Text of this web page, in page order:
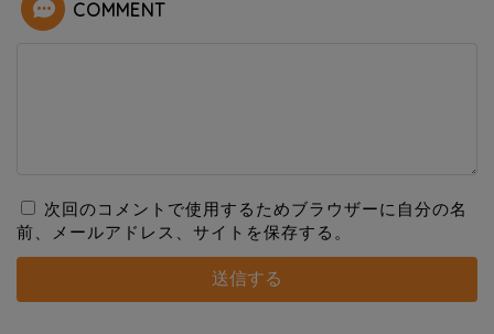
COMMENT
次回のコメントで使用するためブラウザーに自分の名
前、メールアドレス、サイトを保存する。